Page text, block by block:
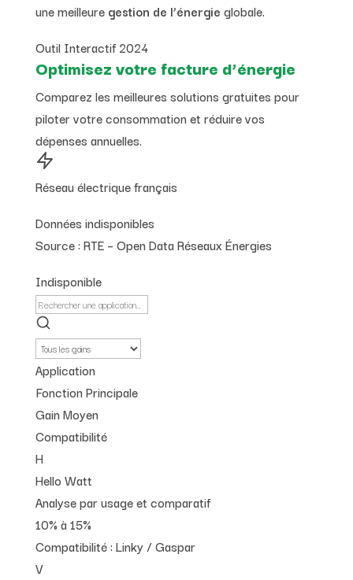
une meilleure gestion de l’énergie globale.
Outil Interactif 2024
Optimisez votre facture d’énergie
Comparez les meilleures solutions gratuites pour
piloter votre consommation et réduire vos
dépenses annuelles.
Réseau électrique français
Données indisponibles
Source : RTE – Open Data Réseaux Énergies
Indisponible
Application
Fonction Principale
Gain Moyen
Compatibilité
H
Hello Watt
Analyse par usage et comparatif
10% à 15%
Compatibilité : Linky / Gaspar
V